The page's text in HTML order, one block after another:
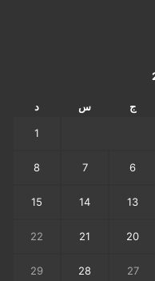
ج س د
1
6
7
8
13
14
15
20
21
22
27
28
29